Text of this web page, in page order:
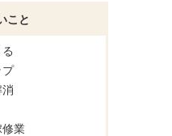
こと
プ
修業